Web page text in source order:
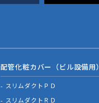
配管化粧カバー（ビル設備用）
スリムダクトＰＤ
スリムダクトＲＤ